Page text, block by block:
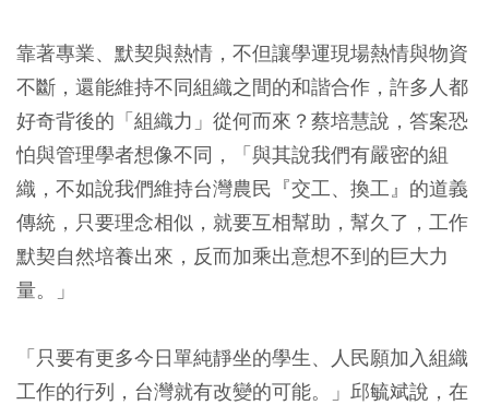
靠著專業、默契與熱情，不但讓學運現場熱情與物資
不斷，還能維持不同組織之間的和諧合作，許多人都
好奇背後的「組織力」從何而來？蔡培慧說，答案恐
怕與管理學者想像不同，「與其說我們有嚴密的組
織，不如說我們維持台灣農民『交工、換工』的道義
傳統，只要理念相似，就要互相幫助，幫久了，工作
默契自然培養出來，反而加乘出意想不到的巨大力
量。」
「只要有更多今日單純靜坐的學生、人民願加入組織
工作的行列，台灣就有改變的可能。」邱毓斌說，在